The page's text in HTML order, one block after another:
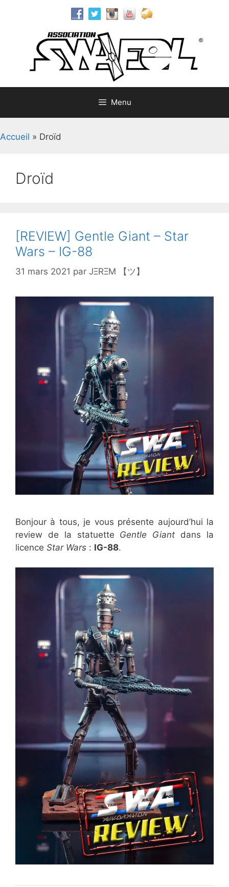
Menu
Accueil » Droïd
Droïd
[REVIEW] Gentle Giant – Star
Wars – IG-88
31 mars 2021 par JΞRΞM 【ツ】
Bonjour à tous, je vous présente aujourd’hui la
review de la statuette Gentle Giant dans la
licence Star Wars : IG-88.